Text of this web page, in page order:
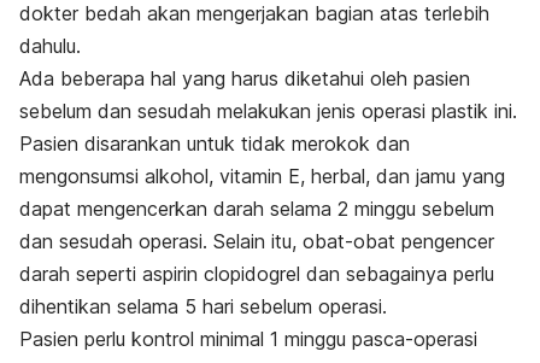
dokter bedah akan mengerjakan bagian atas terlebih
dahulu.
Ada beberapa hal yang harus diketahui oleh pasien
sebelum dan sesudah melakukan jenis operasi plastik ini.
Pasien disarankan untuk tidak merokok dan
mengonsumsi alkohol, vitamin E, herbal, dan jamu yang
dapat mengencerkan darah selama 2 minggu sebelum
dan sesudah operasi. Selain itu, obat-obat pengencer
darah seperti aspirin clopidogrel dan sebagainya perlu
dihentikan selama 5 hari sebelum operasi.
Pasien perlu kontrol minimal 1 minggu pasca-operasi